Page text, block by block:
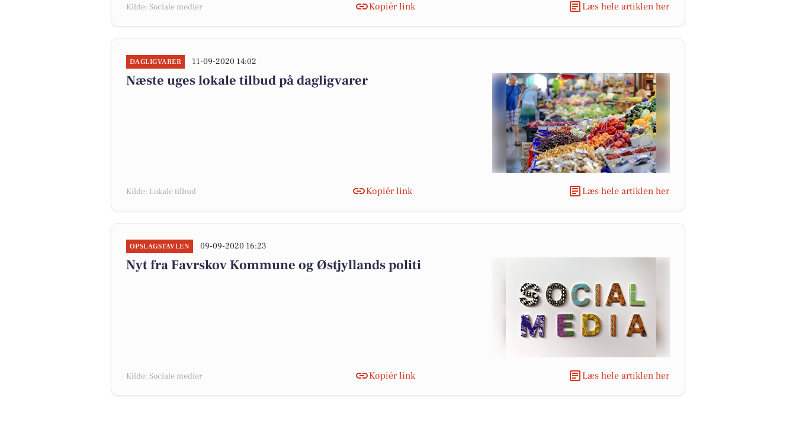
Kilde: Sociale medier Kopiér link Læs hele artiklen her
DAGLIGVARER 11-09-2020 14:02
Næste uges lokale tilbud på dagligvarer
Kilde: Lokale tilbud Kopiér link Læs hele artiklen her
OPSLAGSTAVLEN 09-09-2020 16:23
Nyt fra Favrskov Kommune og Østjyllands politi
Kilde: Sociale medier Kopiér link Læs hele artiklen her